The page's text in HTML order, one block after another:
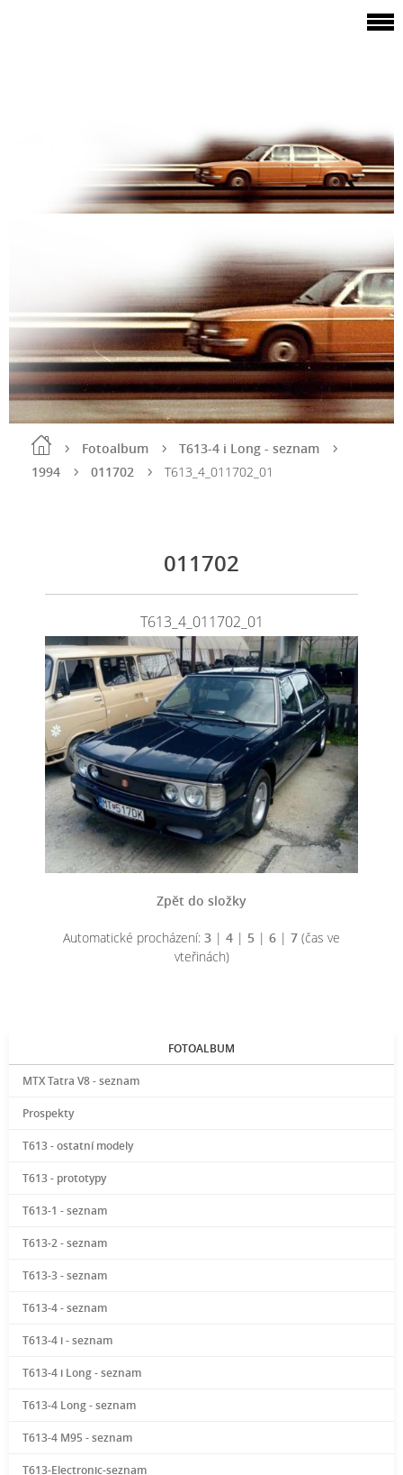
Fotoalbum
T613-4 i Long - seznam
1994
011702 T613_4_011702_01
011702
T613_4_011702_01
Zpět do složky
Automatické procházení: 3 | 4 | 5 | 6 | 7 (čas ve
vteřinách)
FOTOALBUM
MTX Tatra V8 - seznam
Prospekty
T613 - ostatní modely
T613 - prototypy
T613-1 - seznam
T613-2 - seznam
T613-3 - seznam
T613-4 - seznam
T613-4 i - seznam
T613-4 i Long - seznam
T613-4 Long - seznam
T613-4 M95 - seznam
T613-Electronic-seznam